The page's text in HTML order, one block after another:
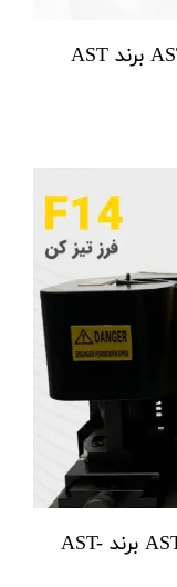
دستگاه مته تیزکن مدل AST-M128 برند AST
دستگاه فرز تیزکن کف مدل AST-F14 برند AST-